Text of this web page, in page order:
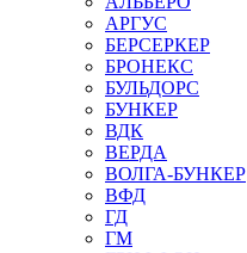
АРГУС
БЕРСЕРКЕР
БРОНЕКС
БУЛЬДОРС
БУНКЕР
ВДК
ВЕРДА
ВОЛГА-БУНКЕР
ВФД
ГД
ГМ